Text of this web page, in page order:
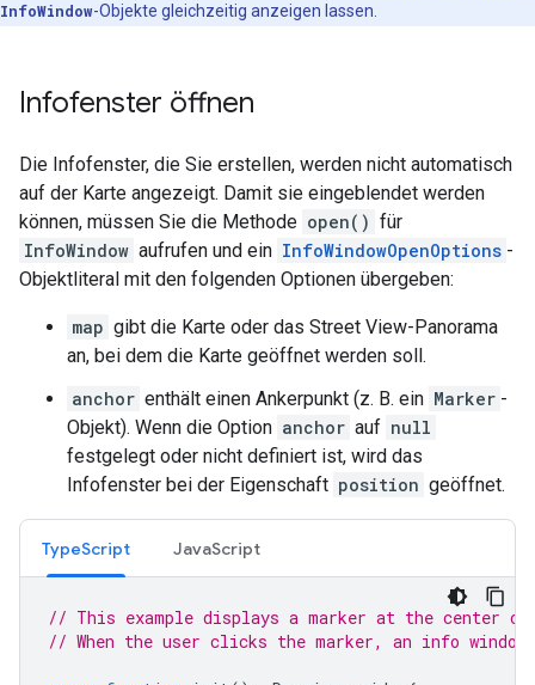
InfoWindow-Objekte gleichzeitig anzeigen lassen.
Infofenster öffnen
Die Infofenster, die Sie erstellen, werden nicht automatisch
auf der Karte angezeigt. Damit sie eingeblendet werden
können, müssen Sie die Methode open() für
InfoWindow aufrufen und ein InfoWindowOpenOptions -
Objektliteral mit den folgenden Optionen übergeben:
map gibt die Karte oder das Street View-Panorama
an, bei dem die Karte geöffnet werden soll.
anchor enthält einen Ankerpunkt (z. B. ein Marker -
Objekt). Wenn die Option anchor auf null
festgelegt oder nicht definiert ist, wird das
Infofenster bei der Eigenschaft position geöffnet.
TypeScript JavaScript
// This example displays a marker at the center
// When the user clicks the marker, an info window